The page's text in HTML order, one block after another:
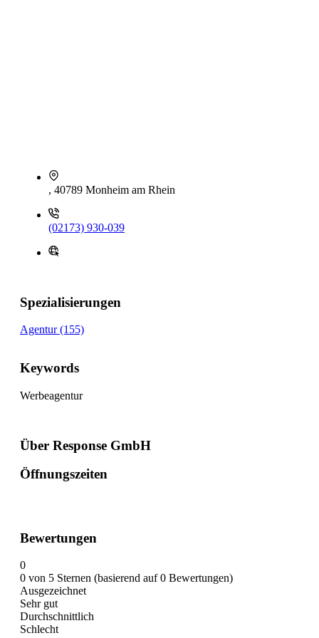
, 40789 Monheim am Rhein
(02173) 930-039
Spezialisierungen
Agentur (155)
Keywords
Werbeagentur
Über Response GmbH
Öffnungszeiten
Bewertungen
0
0 von 5 Sternen (basierend auf 0 Bewertungen)
Ausgezeichnet
Sehr gut
Durchschnittlich
Schlecht